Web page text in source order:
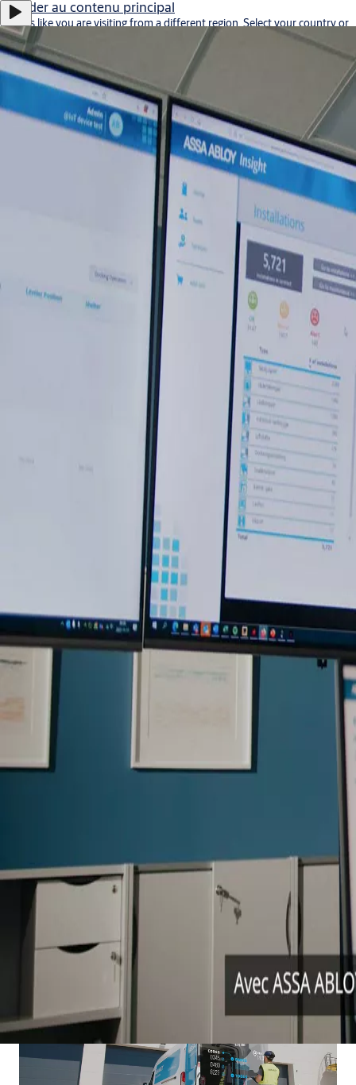
Accéder au contenu principal
It looks like you are visiting from a different region. Select your country or
region for location-specific content.
Stay on this site
Go to Ireland
ASSA ABLOY Group
Menu
Produits
Solutions numériques
avec Insight Planner
Innovation